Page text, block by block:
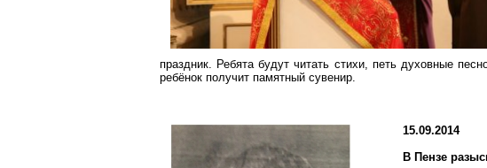
праздник. Ребята будут читать стихи, петь духовные
ребёнок получит памятный сувенир.
15.09.2014
В Пензе